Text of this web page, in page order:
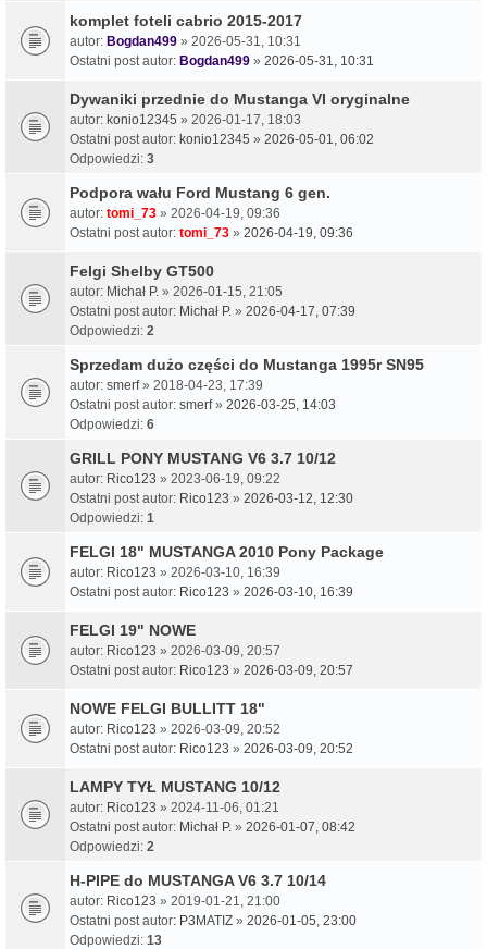
komplet foteli cabrio 2015-2017
autor: Bogdan499 » 2026-05-31, 10:31
Ostatni post autor: Bogdan499 » 2026-05-31, 10:31
Dywaniki przednie do Mustanga VI oryginalne
autor: konio12345 » 2026-01-17, 18:03
Ostatni post autor: konio12345 » 2026-05-01, 06:02
Odpowiedzi: 3
Podpora wału Ford Mustang 6 gen.
autor: tomi_73 » 2026-04-19, 09:36
Ostatni post autor: tomi_73 » 2026-04-19, 09:36
Felgi Shelby GT500
autor: Michał P. » 2026-01-15, 21:05
Ostatni post autor: Michał P. » 2026-04-17, 07:39
Odpowiedzi: 2
Sprzedam dużo części do Mustanga 1995r SN95
autor: smerf» 2018-04-23, 17:39
Ostatni post autor: smerf» 2026-03-25, 14:03
Odpowiedzi: 6
GRILL PONY MUSTANG V6 3.7 10/12
autor: Rico123 » 2023-06-19, 09:22
Ostatni post autor: Rico123 » 2026-03-12, 12:30
Odpowiedzi: 1
FELGI 18" MUSTANGA 2010 Pony Package
autor: Rico123 » 2026-03-10, 16:39
Ostatni post autor: Rico123 » 2026-03-10, 16:39
FELGI 19" NOWE
autor: Rico123 » 2026-03-09, 20:57
Ostatni post autor: Rico123 » 2026-03-09, 20:57
NOWE FELGI BULLITT 18"
autor: Rico123 » 2026-03-09, 20:52
Ostatni post autor: Rico123 » 2026-03-09, 20:52
LAMPY TYŁ MUSTANG 10/12
autor: Rico123 » 2024-11-06, 01:21
Ostatni post autor: Michał P. » 2026-01-07, 08:42
Odpowiedzi: 2
H-PIPE do MUSTANGA V6 3.7 10/14
autor: Rico123 » 2019-01-21, 21:00
Ostatni post autor: P3MATIZ » 2026-01-05, 23:00
Odpowiedzi: 13